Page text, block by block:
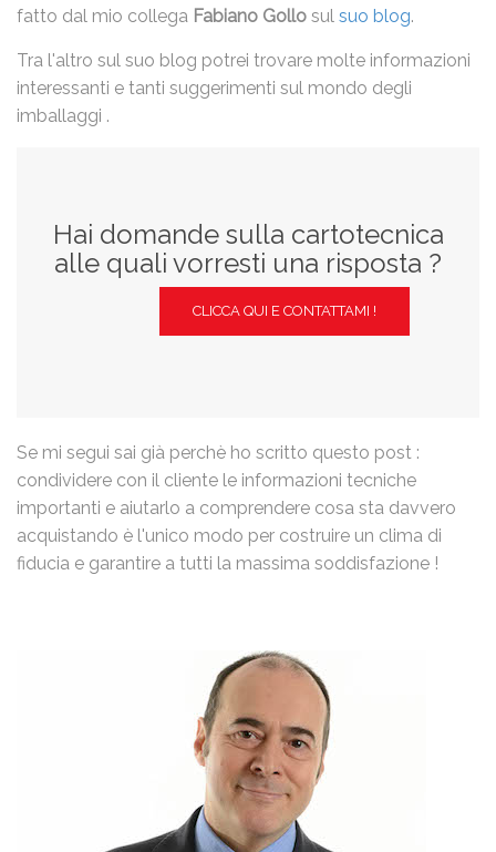
fatto dal mio collega Fabiano Gollo sul suo blog.
Tra l'altro sul suo blog potrei trovare molte informazioni
interessanti e tanti suggerimenti sul mondo degli
imballaggi .
Hai domande sulla cartotecnica
alle quali vorresti una risposta ?
CLICCA QUI E CONTATTAMI !
Se mi segui sai già perchè ho scritto questo post :
condividere con il cliente le informazioni tecniche
importanti e aiutarlo a comprendere cosa sta davvero
acquistando è l'unico modo per costruire un clima di
fiducia e garantire a tutti la massima soddisfazione !